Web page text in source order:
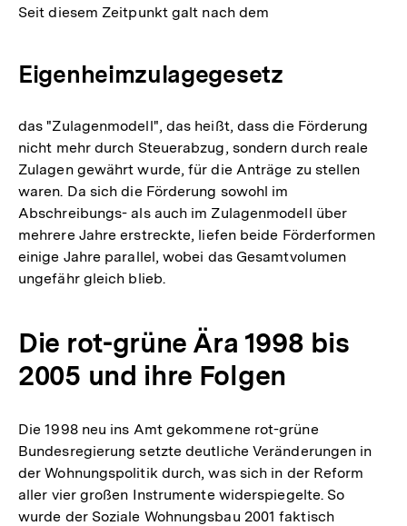
Seit diesem Zeitpunkt galt nach dem
Eigenheimzulagegesetz
das "Zulagenmodell", das heißt, dass die Förderung
nicht mehr durch Steuerabzug, sondern durch reale
Zulagen gewährt wurde, für die Anträge zu stellen
waren. Da sich die Förderung sowohl im
Abschreibungs- als auch im Zulagenmodell über
mehrere Jahre erstreckte, liefen beide Förderformen
einige Jahre parallel, wobei das Gesamtvolumen
ungefähr gleich blieb.
Die rot-grüne Ära 1998 bis
2005 und ihre Folgen
Die 1998 neu ins Amt gekommene rot-grüne
Bundesregierung setzte deutliche Veränderungen in
der Wohnungspolitik durch, was sich in der Reform
aller vier großen Instrumente widerspiegelte. So
wurde der Soziale Wohnungsbau 2001 faktisch